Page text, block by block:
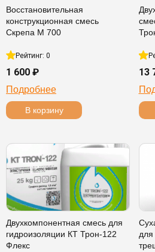
Восстановительная
конструкционная смесь
Скрепа М 700
Рейтинг: 0
1 600 ₽
Подробнее
В корзину
13
Двухкомпонентная смесь для
гидроизоляции КТ Трон-122
Флекс
для